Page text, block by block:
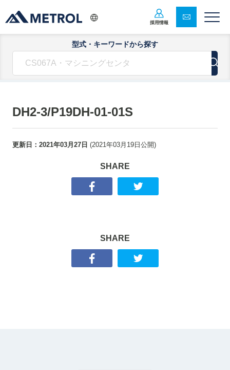
採用情報
型式・キーワードから探す
DH2-3/P19DH-01-01S
更新日： 2021年03月27日 (2021年03月19日 公開)
SHARE
SHARE